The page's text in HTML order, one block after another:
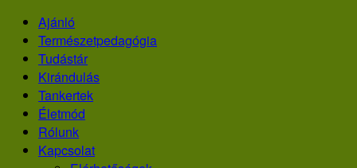
Skip
content
Ajánló
Természetpedagógia
Tudástár
Kirándulás
Tankertek
Életmód
Rólunk
Kapcsolat